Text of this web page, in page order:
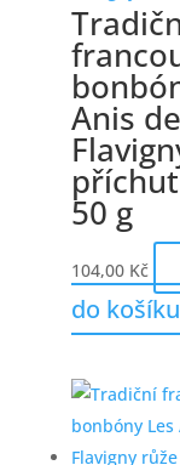
Anis de
50 g
104,00 Kč
do košíku